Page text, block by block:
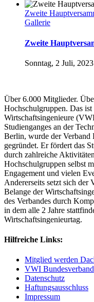
Zweite
Gallerie
Zweite
Sonntag, 2 Juli, 2023
Über 6.000 Mitglieder.
Hochschulgruppen. Das
Wirtschaftsingenieure
Studienganges an der
Berlin, wurde der Verband
gegründet. Er fördert das
durch zahlreiche
Hochschulgruppen selbst
Engagement und vielen
Andererseits setzt sich der
Belange der
des Verbandes durch
in dem alle 2 Jahre
Wirtschaftsingenieurtag.
Hilfreiche Links:
Mitglied werden
VWI Bundesverband
Datenschutz
Haftungsausschluss
Impressum